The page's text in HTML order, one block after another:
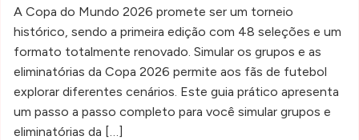
A Copa do Mundo 2026 promete ser um torneio
histórico, sendo a primeira edição com 48 seleções e um
formato totalmente renovado. Simular os grupos e as
eliminatórias da Copa 2026 permite aos fãs de futebol
explorar diferentes cenários. Este guia prático apresenta
um passo a passo completo para você simular grupos e
eliminatórias da […]